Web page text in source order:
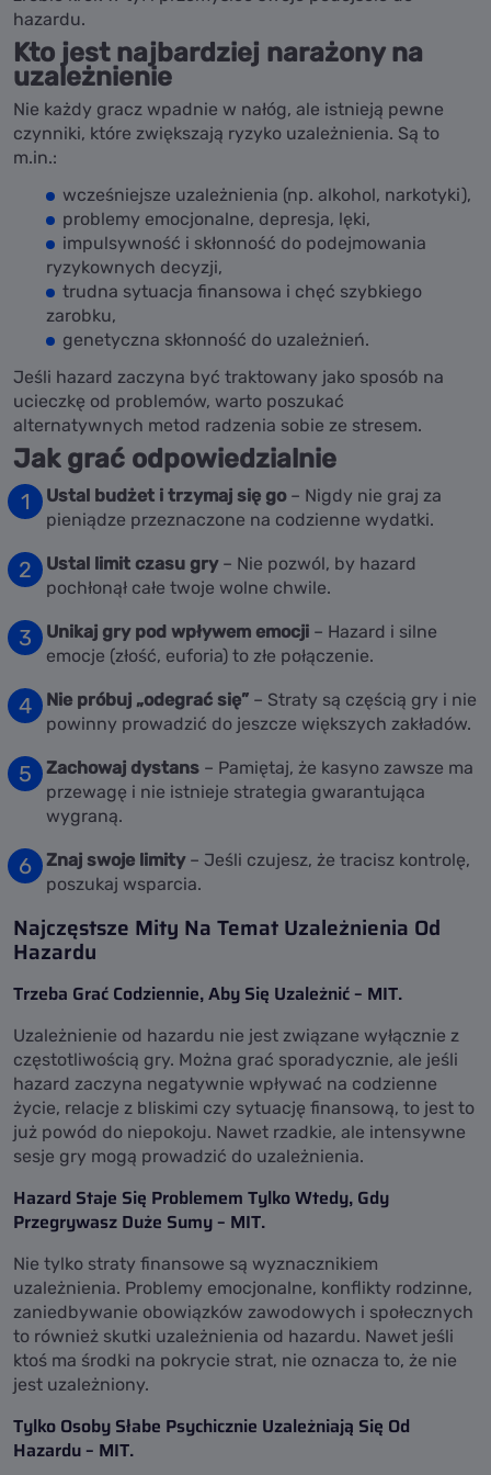
hazardu.
Kto jest najbardziej narażony na
uzależnienie
Nie każdy gracz wpadnie w nałóg, ale istnieją pewne
czynniki, które zwiększają ryzyko uzależnienia. Są to
m.in.:
wcześniejsze uzależnienia (np. alkohol, narkotyki),
problemy emocjonalne, depresja, lęki,
impulsywność i skłonność do podejmowania
ryzykownych decyzji,
trudna sytuacja finansowa i chęć szybkiego
zarobku,
genetyczna skłonność do uzależnień.
Jeśli hazard zaczyna być traktowany jako sposób na
ucieczkę od problemów, warto poszukać
alternatywnych metod radzenia sobie ze stresem.
Jak grać odpowiedzialnie
Ustal budżet i trzymaj się go– Nigdy nie graj za
pieniądze przeznaczone na codzienne wydatki.
Ustal limit czasu gry– Nie pozwól, by hazard
pochłonął całe twoje wolne chwile.
Unikaj gry pod wpływem emocji – Hazard i silne
emocje (złość, euforia) to złe połączenie.
Nie próbuj „odegrać się” – Straty są częścią gry i nie
powinny prowadzić do jeszcze większych zakładów.
Zachowaj dystans – Pamiętaj, że kasyno zawsze ma
przewagę i nie istnieje strategia gwarantująca
wygraną.
Znaj swoje limity– Jeśli czujesz, że tracisz kontrolę,
poszukaj wsparcia.
Najczęstsze Mity Na Temat Uzależnienia Od
Hazardu
Trzeba Grać Codziennie, Aby Się Uzależnić – MIT.
Uzależnienie od hazardu nie jest związane wyłącznie z
częstotliwością gry. Można grać sporadycznie, ale jeśli
hazard zaczyna negatywnie wpływać na codzienne
życie, relacje z bliskimi czy sytuację finansową, to jest to
już powód do niepokoju. Nawet rzadkie, ale intensywne
sesje gry mogą prowadzić do uzależnienia.
Hazard Staje Się Problemem Tylko Wtedy, Gdy
Przegrywasz Duże Sumy – MIT.
Nie tylko straty finansowe są wyznacznikiem
uzależnienia. Problemy emocjonalne, konflikty rodzinne,
zaniedbywanie obowiązków zawodowych i społecznych
to również skutki uzależnienia od hazardu. Nawet jeśli
ktoś ma środki na pokrycie strat, nie oznacza to, że nie
jest uzależniony.
Tylko Osoby Słabe Psychicznie Uzależniają Się Od
Hazardu – MIT.